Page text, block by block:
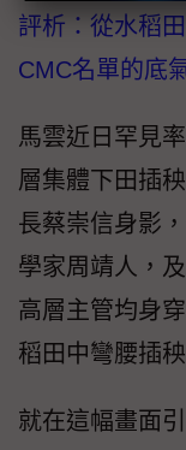
評析：從水稻
CMC名單的底
馬雲近日罕見
層集體下田插
長蔡崇信身影
學家周靖人，
高層主管均身
稻田中彎腰插秧
就在這幅畫面